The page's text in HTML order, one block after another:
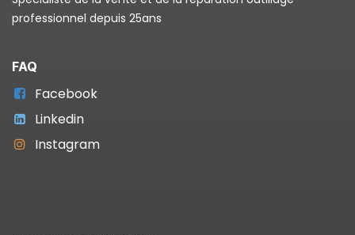
professionnel depuis 25ans
FAQ
Facebook
Linkedin
Instagram